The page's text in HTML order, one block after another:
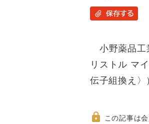
保存する
小野薬品工
リストル マ
伝子組換え
この記事は